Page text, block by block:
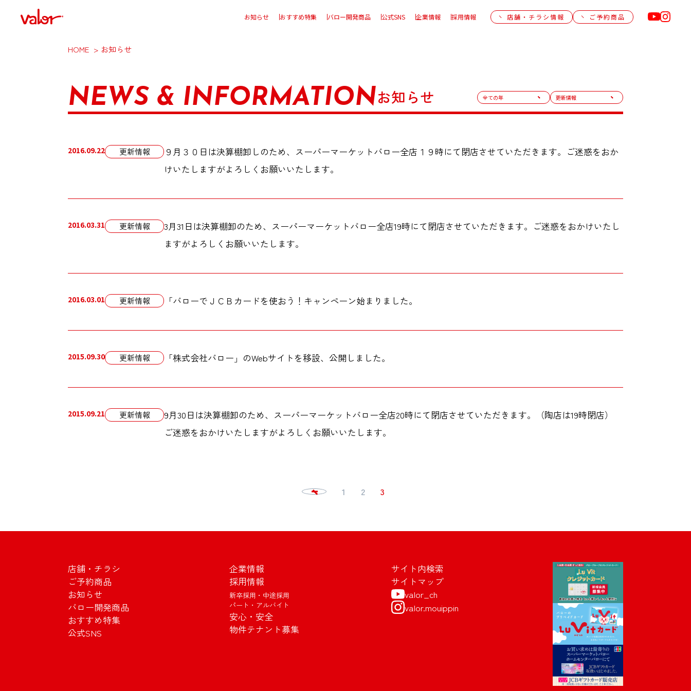
お知らせ おすすめ特集 バロー開発商品 公式SNS 企業情報 採用情報 店舗・チラシ情報 ご予約商品
HOME お知らせ
NEWS & INFORMATIONお知らせ
2016.09.22 更新情報
９月３０日は決算棚卸しのため、スーパーマーケットバロー全店１９時にて閉店させていただきます。ご迷惑をおか
けいたしますがよろしくお願いいたします。
2016.03.31 更新情報
3月31日は決算棚卸のため、スーパーマーケットバロー全店19時にて閉店させていただきます。ご迷惑をおかけいたし
ますがよろしくお願いいたします。
2016.03.01 更新情報 「バローでＪＣＢカードを使おう！キャンペーン始まりました。
2015.09.30 更新情報 「株式会社バロー」のWebサイトを移設、公開しました。
2015.09.21 更新情報
9月30日は決算棚卸のため、スーパーマーケットバロー全店20時にて閉店させていただきます。（陶店は19時閉店）
ご迷惑をおかけいたしますがよろしくお願いいたします。
の
ー
ジ
送
り
1 2 3
店舗・チラシ
ご予約商品
お知らせ
バロー開発商品
おすすめ特集
公式SNS
企業情報
採用情報
新卒採用・中途採用
パート・アルバイト
安心・安全
物件テナント募集
サイト内検索
サイトマップ
valor_ch
valor.mouippin